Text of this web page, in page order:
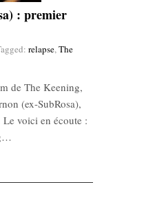
: premier
relapse,The
de The Keening,
(ex-SubRosa),
voici en écoute :